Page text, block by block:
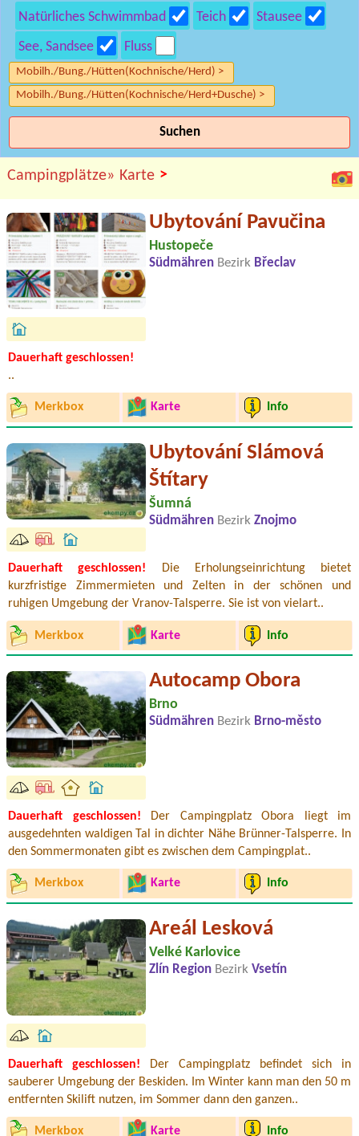
Natürliches Schwimmbad
Teich
Stausee
See, Sandsee
Fluss
Mobilh./Bung./Hütten(Kochnische/Herd) >
Mobilh./Bung./Hütten(Kochnische/Herd+Dusche) >
Suchen
Campingplätze» Karte >
Ubytování Pavučina
Hustopeče
Südmähren Bezirk Břeclav
Dauerhaft geschlossen!
..
Merkbox Karte Info
Ubytování Slámová
Štítary
Šumná
Südmähren Bezirk Znojmo
Dauerhaft geschlossen! Die Erholungseinrichtung bietet
kurzfristige Zimmermieten und Zelten in der schönen und
ruhigen Umgebung der Vranov-Talsperre. Sie ist von vielart..
Merkbox Karte Info
Autocamp Obora
Brno
Südmähren Bezirk Brno-město
Dauerhaft geschlossen! Der Campingplatz Obora liegt im
ausgedehnten waldigen Tal in dichter Nähe Brünner-Talsperre. In
den Sommermonaten gibt es zwischen dem Campingplat..
Merkbox Karte Info
Areál Lesková
Velké Karlovice
Zlín Region Bezirk Vsetín
Dauerhaft geschlossen! Der Campingplatz befindet sich in
sauberer Umgebung der Beskiden. Im Winter kann man den 50 m
entfernten Skilift nutzen, im Sommer dann den ganzen..
Merkbox Karte Info